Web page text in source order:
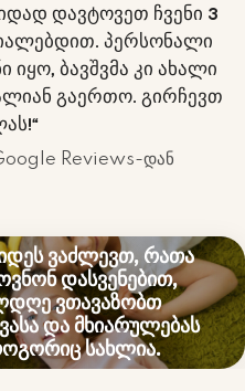
დავტოვეთ ჩვენი 3
პერსონალი
ბავშვმა კი ახალი
გაერთო. გირჩევთ
Reviews-დან
ვაძლევთ, რათა
დასვენებით,
ვთავაზობთ
და მხიარულებას
სახლია.